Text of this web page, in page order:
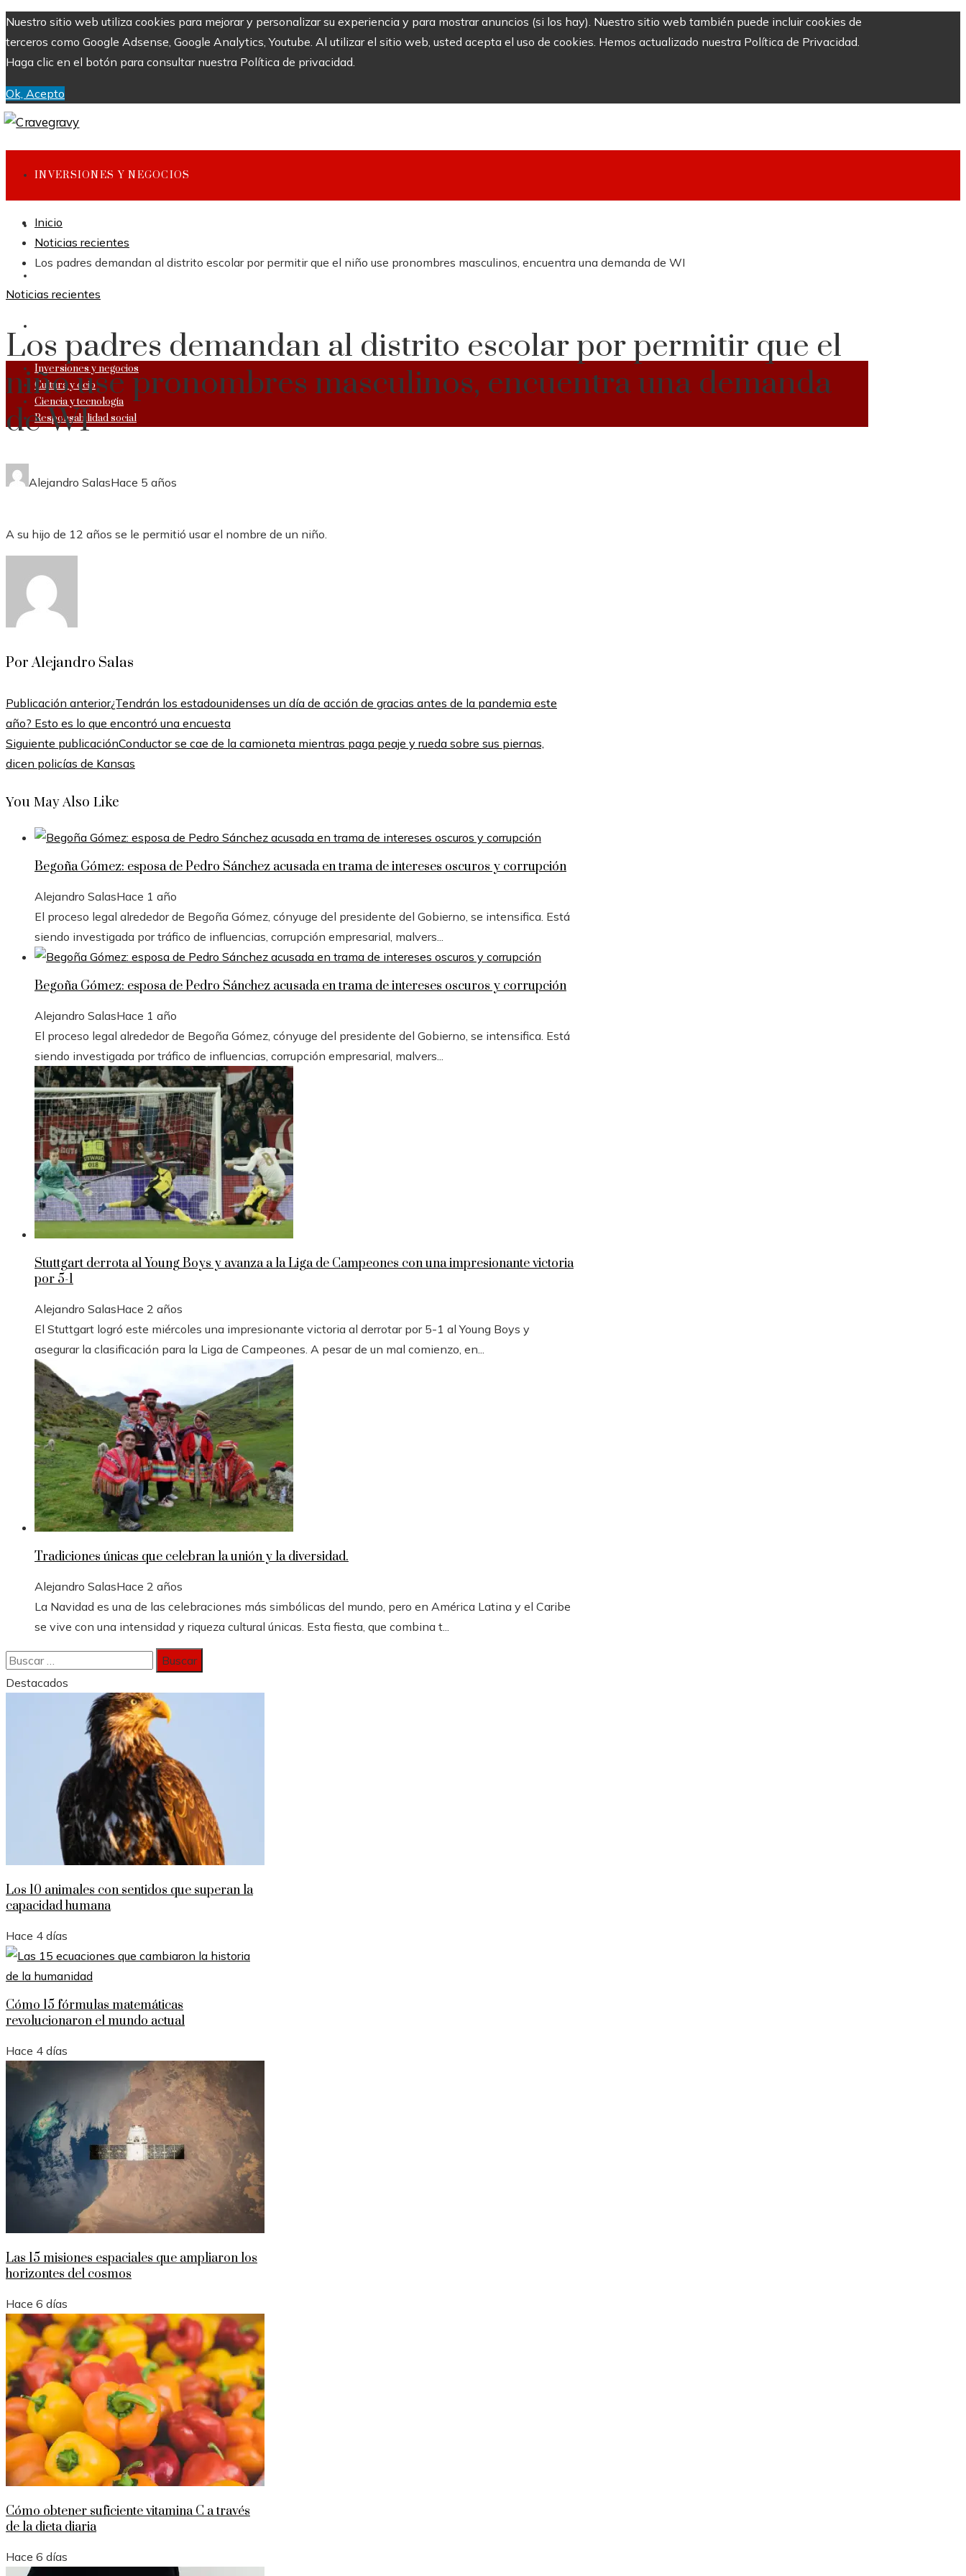
Nuestro sitio web utiliza cookies para mejorar y personalizar su experiencia y para mostrar anuncios (si los hay). Nuestro sitio web también puede incluir cookies de
terceros como Google Adsense, Google Analytics, Youtube. Al utilizar el sitio web, usted acepta el uso de cookies. Hemos actualizado nuestra Política de Privacidad.
Haga clic en el botón para consultar nuestra Política de privacidad.
Ok, Acepto
INVERSIONES Y NEGOCIOS
CULTURA Y OCIO
Inversiones y negocios
Cultura y ocio
Ciencia y tecnología
Responsabilidad social
Inicio
Noticias recientes
Los padres demandan al distrito escolar por permitir que el niño use pronombres masculinos, encuentra una demanda de WI
Noticias recientes
Los padres demandan al distrito escolar por permitir que el
niño use pronombres masculinos, encuentra una demanda
de WI
Alejandro SalasHace 5 años
A su hijo de 12 años se le permitió usar el nombre de un niño.
Por Alejandro Salas
Publicación anterior¿Tendrán los estadounidenses un día de acción de gracias antes de la pandemia este
año? Esto es lo que encontró una encuesta
Siguiente publicaciónConductor se cae de la camioneta mientras paga peaje y rueda sobre sus piernas,
dicen policías de Kansas
You May Also Like
Begoña Gómez: esposa de Pedro Sánchez acusada en trama de intereses oscuros y corrupción
Alejandro SalasHace 1 año
El proceso legal alrededor de Begoña Gómez, cónyuge del presidente del Gobierno, se intensifica. Está
siendo investigada por tráfico de influencias, corrupción empresarial, malvers...
Begoña Gómez: esposa de Pedro Sánchez acusada en trama de intereses oscuros y corrupción
Alejandro SalasHace 1 año
El proceso legal alrededor de Begoña Gómez, cónyuge del presidente del Gobierno, se intensifica. Está
siendo investigada por tráfico de influencias, corrupción empresarial, malvers...
Stuttgart derrota al Young Boys y avanza a la Liga de Campeones con una impresionante victoria
por 5-1
Alejandro SalasHace 2 años
El Stuttgart logró este miércoles una impresionante victoria al derrotar por 5-1 al Young Boys y
asegurar la clasificación para la Liga de Campeones. A pesar de un mal comienzo, en...
Tradiciones únicas que celebran la unión y la diversidad.
Alejandro SalasHace 2 años
La Navidad es una de las celebraciones más simbólicas del mundo, pero en América Latina y el Caribe
se vive con una intensidad y riqueza cultural únicas. Esta fiesta, que combina t...
Buscar:
Destacados
Los 10 animales con sentidos que superan la
capacidad humana
Hace 4 días
Cómo 15 fórmulas matemáticas
revolucionaron el mundo actual
Hace 4 días
Las 15 misiones espaciales que ampliaron los
horizontes del cosmos
Hace 6 días
Cómo obtener suficiente vitamina C a través
de la dieta diaria
Hace 6 días